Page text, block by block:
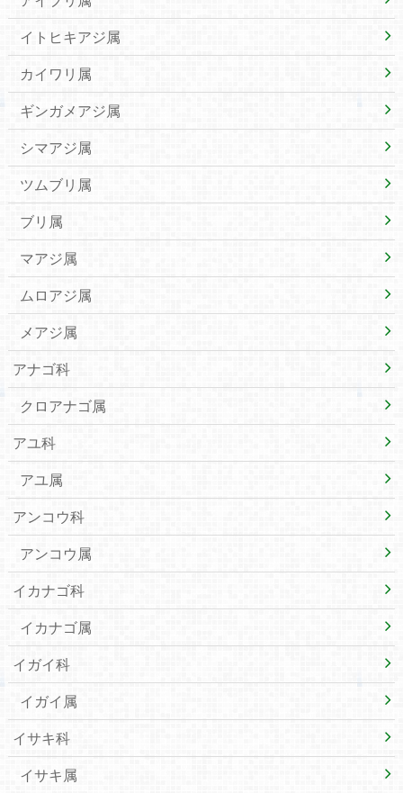
イトヒキアジ属
カイワリ属
ギンガメアジ属
シマアジ属
ツムブリ属
ブリ属
マアジ属
ムロアジ属
メアジ属
アナゴ科
クロアナゴ属
アユ科
アユ属
アンコウ科
アンコウ属
イカナゴ科
イカナゴ属
イガイ科
イガイ属
イサキ科
イサキ属